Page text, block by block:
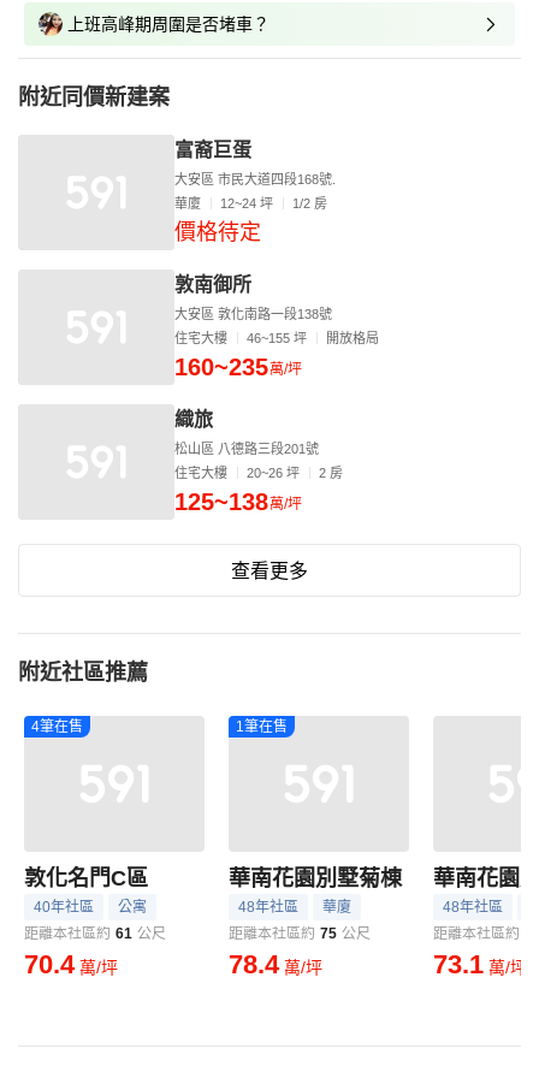
上班高峰期周圍是否堵車？
附近同價新建案
富裔巨蛋
大安區 市民大道四段168號.
華廈
12~24 坪 1/2 房
價格待定
敦南御所
大安區 敦化南路一段138號
住宅大樓
46~155 坪 開放格局
160~235萬/坪
織旅
松山區 八德路三段201號
住宅大樓
20~26 坪 2 房
125~138萬/坪
查看更多
附近社區推薦
4筆在售
敦化名門C區
40年社區
公寓
距離本社區約 61 公尺
70.4 萬/坪
1筆在售
華南花園別墅菊棟
48年社區
華廈
距離本社區約 75 公尺
78.4 萬/坪
華南花園
48年社區
距離本社區約
73.1 萬/坪